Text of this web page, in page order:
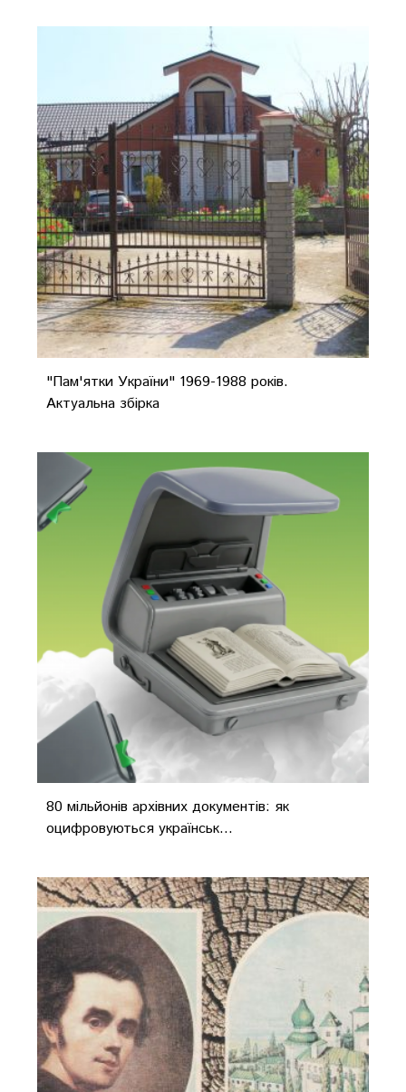
o
"Пам'ятки України" 1969-1988 років.
Актуальна збірка
80 мільйонів архівних документів: як
оцифровуються українськ...